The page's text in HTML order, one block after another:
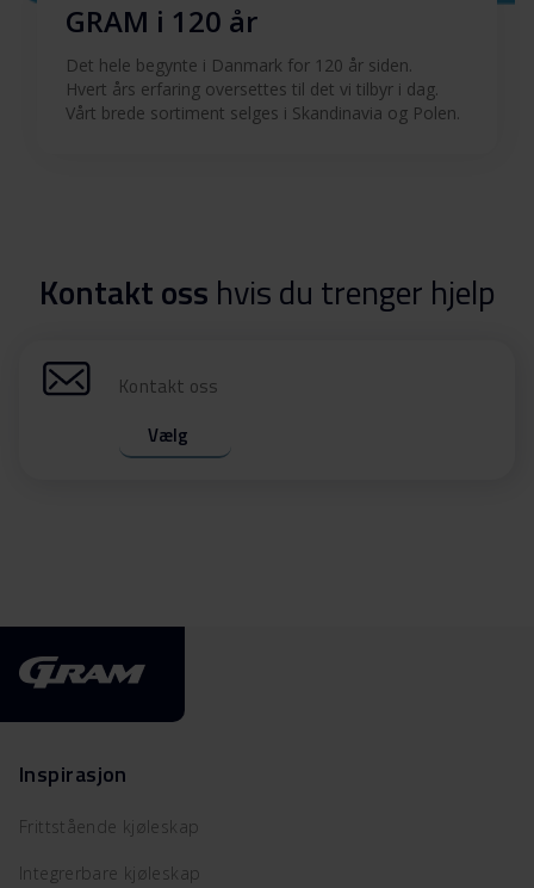
GRAM i 120 år
Det hele begynte i Danmark for 120 år siden.
Hvert års erfaring oversettes til det vi tilbyr i dag.
Vårt brede sortiment selges i Skandinavia og Polen.
Kontakt oss hvis du trenger hjelp
Kontakt oss
Vælg
Inspirasjon
Frittstående kjøleskap
Integrerbare kjøleskap